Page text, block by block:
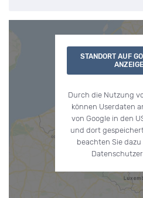
STANDORT AUF
Durch die Nutzung
können Userdaten
von Google in den
und dort
beachten Sie